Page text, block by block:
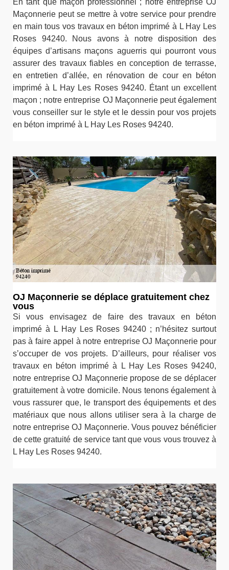
Maçonnerie peut se mettre à votre service pour prendre
en main tous vos travaux en béton imprimé à L Hay Les
Roses 94240. Nous avons à notre disposition des
équipes d’artisans maçons aguerris qui pourront vous
assurer des travaux fiables en conception de terrasse,
en entretien d’allée, en rénovation de cour en béton
imprimé à L Hay Les Roses 94240. Étant un excellent
maçon ; notre entreprise OJ Maçonnerie peut également
vous conseiller sur le style et le dessin pour vos projets
en béton imprimé à L Hay Les Roses 94240.
OJ Maçonnerie se déplace gratuitement chez
vous
Si vous envisagez de faire des travaux en béton
imprimé à L Hay Les Roses 94240 ; n’hésitez surtout
pas à faire appel à notre entreprise OJ Maçonnerie pour
s’occuper de vos projets. D’ailleurs, pour réaliser vos
travaux en béton imprimé à L Hay Les Roses 94240,
notre entreprise OJ Maçonnerie propose de se déplacer
gratuitement à votre domicile. Nous tenons également à
vous rassurer que, le transport des équipements et des
matériaux que nous allons utiliser sera à la charge de
notre entreprise OJ Maçonnerie. Vous pouvez bénéficier
de cette gratuité de service tant que vous vous trouvez à
L Hay Les Roses 94240.